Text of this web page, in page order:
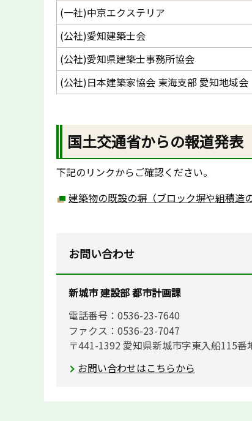
(一社)中京エクステリア
(公社)愛知建築士会
(公社)愛知県建築士事務所協会
(公社)日本建築家協会 東海支部 愛知地域会
国土交通省からの報道発表
下記のリンクからご確認ください。
建築物の既設の塀（ブロック塀や組積造
お問い合わせ
新城市 建設部 都市計画課
電話番号：0536-23-7640
ファクス：0536-23-7047
〒441-1392 愛知県新城市字東入船115番
お問い合わせはこちらから